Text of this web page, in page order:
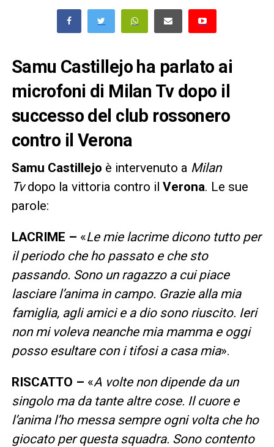
Samu Castillejo ha parlato ai
microfoni di Milan Tv dopo il
successo del club rossonero
contro il Verona
Samu Castillejo è intervenuto a Milan
Tvdopo la vittoria contro il Verona. Le sue
parole:
LACRIME – «Le mie lacrime dicono tutto per
il periodo che ho passato e che sto
passando. Sono un ragazzo a cui piace
lasciare l’anima in campo. Grazie alla mia
famiglia, agli amici e a dio sono riuscito. Ieri
non mi voleva neanche mia mamma e oggi
posso esultare con i tifosi a casa mia».
RISCATTO – «A volte non dipende da un
singolo ma da tante altre cose. Il cuore e
l’anima l’ho messa sempre ogni volta che ho
giocato per questa squadra. Sono contento